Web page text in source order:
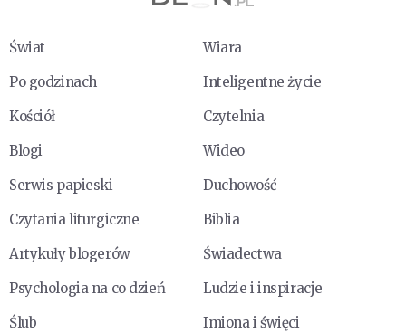
Świat
Wiara
Po godzinach
Inteligentne życie
Kościół
Czytelnia
Blogi
Wideo
Serwis papieski
Duchowość
Czytania liturgiczne
Biblia
Artykuły blogerów
Świadectwa
Psychologia na co dzień
Ludzie i inspiracje
Ślub
Imiona i święci